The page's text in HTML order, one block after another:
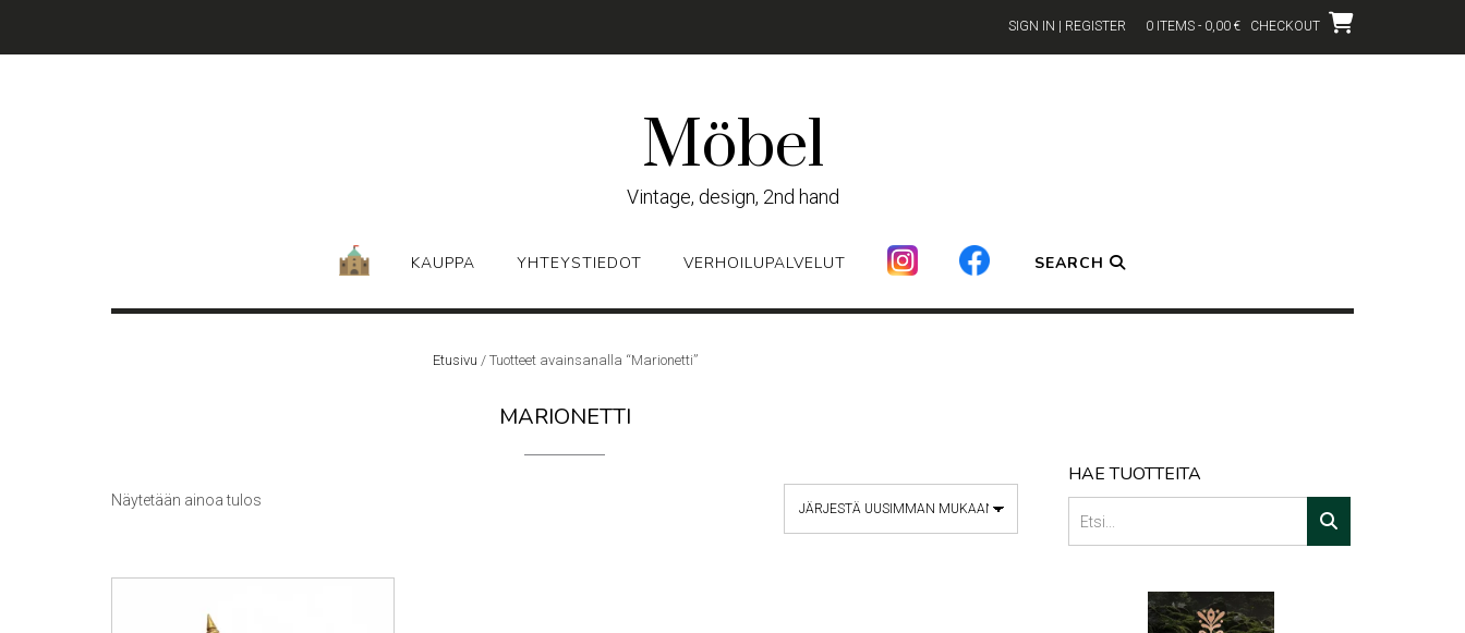
content
SIGN IN | REGISTER 0 ITEMS - 0,00 € CHECKOUT
Möbel
Vintage, design, 2nd hand
KAUPPA YHTEYSTIEDOT VERHOILUPALVELUT SEARCH
Etusivu / Tuotteet avainsanalla “Marionetti”
MARIONETTI
Näytetään ainoa tulos
HAE TUOTTEITA